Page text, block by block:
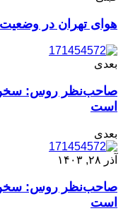
هوای تهران در وضعیت
بعدی
صاحب‌نظر روس: سخن
است
بعدی
آذر ۲۸, ۱۴۰۳
صاحب‌نظر روس: سخن
است